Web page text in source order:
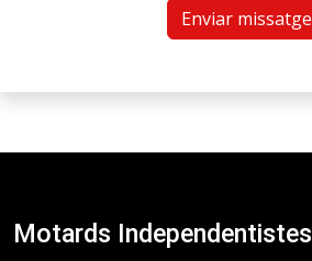
Enviar missatge
Motards Independentistes